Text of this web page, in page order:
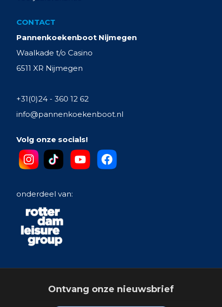
CONTACT
Pannenkoekenboot Nijmegen
Waalkade t/o Casino
6511 XR Nijmegen
+31(0)24 - 360 12 62
info@pannenkoekenboot.nl
Volg onze socials!
onderdeel van:
Ontvang onze nieuwsbrief